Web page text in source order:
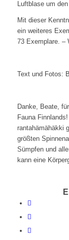
Luftblase um
Mit dieser
ein weiteres
73 Exemplare. –
Text und Fotos:
Danke, Beate,
Fauna
rantahämähäkki
größten
Sümpfen und
kann eine